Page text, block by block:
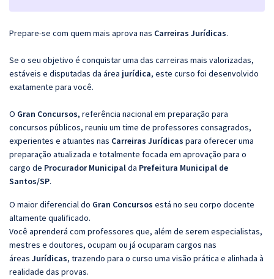
Prepare-se com quem mais aprova nas Carreiras Jurídicas.
Se o seu objetivo é conquistar uma das carreiras mais valorizadas,
estáveis e disputadas da área jurídica, este curso foi desenvolvido
exatamente para você.
O Gran Concursos, referência nacional em preparação para
concursos públicos, reuniu um time de professores consagrados,
experientes e atuantes nas Carreiras Jurídicas para oferecer uma
preparação atualizada e totalmente focada em aprovação para o
cargo de Procurador Municipalda Prefeitura Municipal de
Santos/SP.
O maior diferencial do Gran Concursos está no seu corpo docente
altamente qualificado.
Você aprenderá com professores que, além de serem especialistas,
mestres e doutores, ocupam ou já ocuparam cargos nas
áreas Jurídicas, trazendo para o curso uma visão prática e alinhada à
realidade das provas.